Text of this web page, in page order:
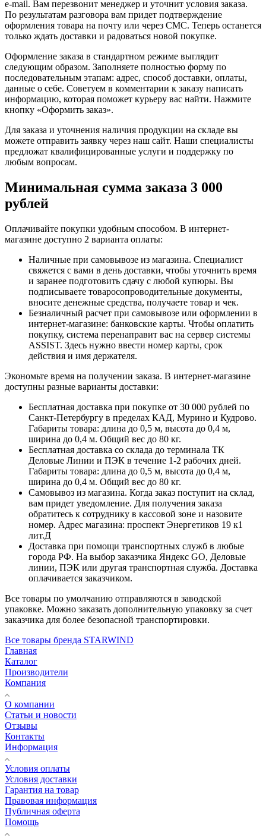
e-mail. Вам перезвонит менеджер и уточнит условия заказа.
По результатам разговора вам придет подтверждение
оформления товара на почту или через СМС. Теперь останется
только ждать доставки и радоваться новой покупке.
Оформление заказа в стандартном режиме выглядит
следующим образом. Заполняете полностью форму по
последовательным этапам: адрес, способ доставки, оплаты,
данные о себе. Советуем в комментарии к заказу написать
информацию, которая поможет курьеру вас найти. Нажмите
кнопку «Оформить заказ».
Для заказа и уточнения наличия продукции на складе вы
можете отправить заявку через наш сайт. Наши специалисты
предложат квалифицированные услуги и поддержку по
любым вопросам.
Минимальная сумма заказа 3 000
рублей
Оплачивайте покупки удобным способом. В интернет-
магазине доступно 2 варианта оплаты:
Наличные при самовывозе из магазина. Специалист
свяжется с вами в день доставки, чтобы уточнить время
и заранее подготовить сдачу с любой купюры. Вы
подписываете товаросопроводительные документы,
вносите денежные средства, получаете товар и чек.
Безналичный расчет при самовывозе или оформлении в
интернет-магазине: банковские карты. Чтобы оплатить
покупку, система перенаправит вас на сервер системы
ASSIST. Здесь нужно ввести номер карты, срок
действия и имя держателя.
Экономьте время на получении заказа. В интернет-магазине
доступны разные варианты доставки:
Бесплатная доставка при покупке от 30 000 рублей по
Санкт-Петербургу в пределах КАД, Мурино и Кудрово.
Габариты товара: длина до 0,5 м, высота до 0,4 м,
ширина до 0,4 м. Общий вес до 80 кг.
Бесплатная доставка со склада до терминала ТК
Деловые Линии и ПЭК в течение 1-2 рабочих дней.
Габариты товара: длина до 0,5 м, высота до 0,4 м,
ширина до 0,4 м. Общий вес до 80 кг.
Самовывоз из магазина. Когда заказ поступит на склад,
вам придет уведомление. Для получения заказа
обратитесь к сотруднику в кассовой зоне и назовите
номер. Адрес магазина: проспект Энергетиков 19 к1
лит.Д
Доставка при помощи транспортных служб в любые
города РФ. На выбор заказчика Яндекс GO, Деловые
линии, ПЭК или другая транспортная служба. Доставка
оплачивается заказчиком.
Все товары по умолчанию отправляются в заводской
упаковке. Можно заказать дополнительную упаковку за счет
заказчика для более безопасной транспортировки.
Все товары бренда STARWIND
Главная
Каталог
Производители
Компания
О компании
Статьи и новости
Отзывы
Контакты
Информация
Условия оплаты
Условия доставки
Гарантия на товар
Правовая информация
Публичная оферта
Помощь